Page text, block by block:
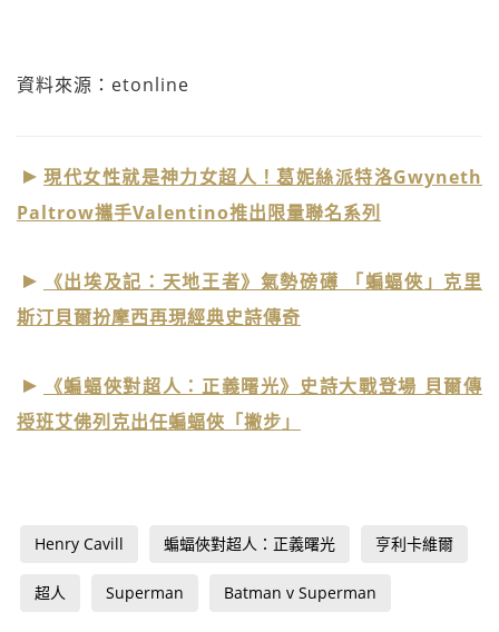
資料來源：etonline
現代女性就是神力女超人！葛妮絲派特洛Gwyneth
Paltrow攜手Valentino推出限量聯名系列
《出埃及記：天地王者》氣勢磅礡 「蝙蝠俠」克里
斯汀貝爾扮摩西再現經典史詩傳奇
《蝙蝠俠對超人：正義曙光》史詩大戰登場 貝爾傳
授班艾佛列克出任蝙蝠俠「撇步」
Henry Cavill 蝙蝠俠對超人：正義曙光 亨利卡維爾
超人 Superman Batman v Superman